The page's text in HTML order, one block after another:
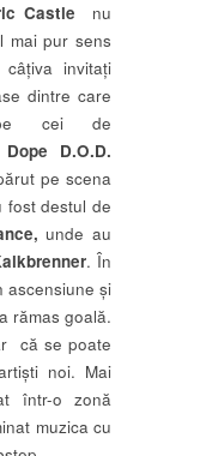
Castle
nu
mai pur sens
invitați
dintre care
pe cei de
Dope D.O.D.
pe scena
fost destul de
unde au
. În
ascensiune și
rămas goală.
că se poate
noi. Mai
într-o zonă
muzica cu